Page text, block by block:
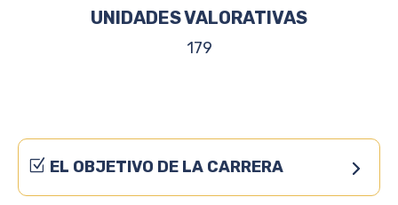
UNIDADES VALORATIVAS
179
EL OBJETIVO DE LA CARRERA